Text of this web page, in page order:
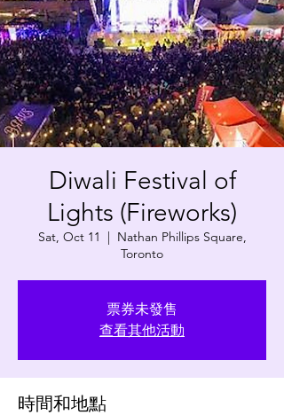
Diwali Festival of
Lights (Fireworks)
Sat, Oct 11
  |
Nathan Phillips Square,
Toronto
票券未發售
查看其他活動
時間和地點